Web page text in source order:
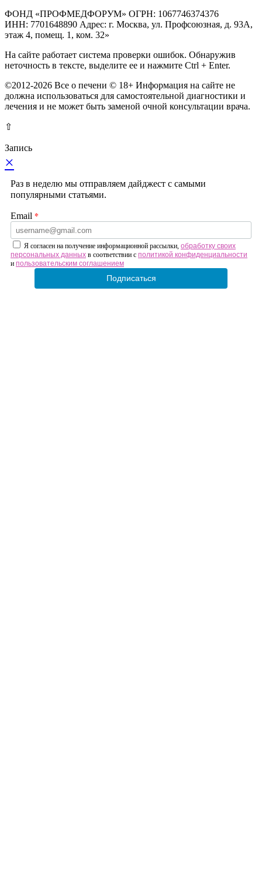
ФОНД «ПРОФМЕДФОРУМ» ОГРН: 1067746374376
ИНН: 7701648890 Адрес: г. Москва, ул. Профсоюзная, д. 93А,
этаж 4, помещ. 1, ком. 32»
На сайте работает система проверки ошибок. Обнаружив
неточность в тексте, выделите ее и нажмите Ctrl + Enter.
©2012-2026 Все о печени © 18+ Информация на сайте не
должна использоваться для самостоятельной диагностики и
лечения и не может быть заменой очной консультации врача.
⇧
Запись
×
Раз в неделю мы отправляем дайджест с самыми
популярными статьями.
Email *
Я согласен на получение информационной рассылки, обработку своих
персональных данных в соответствии с политикой конфиденциальности
и пользовательским соглашением
Подписаться